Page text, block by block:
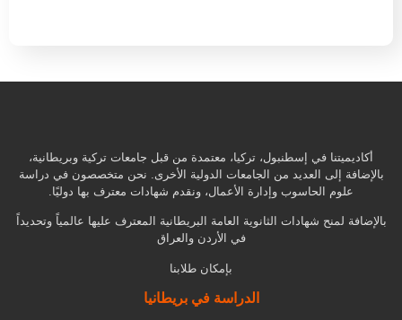
أكاديميتنا في إسطنبول، تركيا، معتمدة من قبل جامعات تركية وبريطانية،
بالإضافة إلى العديد من الجامعات الدولية الأخرى. نحن متخصصون في دراسة
علوم الحاسوب وإدارة الأعمال، ونقدم شهادات معترف بها دوليًا.
بالإضافة لمنح شهادات الثانوية العامة البريطانية المعترف عليها عالمياً وتحديداً
في الأردن والعراق
بإمكان طلابنا
الدراسة في بريطانيا